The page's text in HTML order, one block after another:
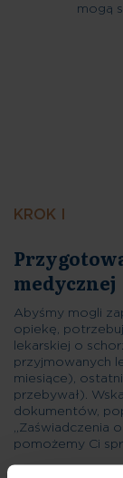
mogą
KROK I
Abyśmy mogli
opiekę,
lekarskiej o
przyjmowanych
miesiące),
przebywał).
dokumentów,
„Zaświadczenia
pomożemy Ci